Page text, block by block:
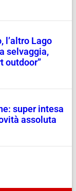
l’altro Lago
selvaggia,
outdoor”
super intesa
assoluta